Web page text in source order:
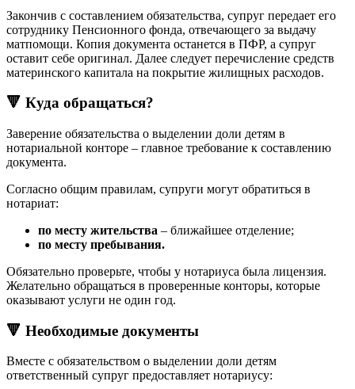
Закончив с составлением обязательства, супруг передает его
сотруднику Пенсионного фонда, отвечающего за выдачу
матпомощи. Копия документа останется в ПФР, а супруг
оставит себе оригинал. Далее следует перечисление средств
материнского капитала на покрытие жилищных расходов.
🔻 Куда обращаться?
Заверение обязательства о выделении доли детям в
нотариальной конторе – главное требование к составлению
документа.
Согласно общим правилам, супруги могут обратиться в
нотариат:
по месту жительства – ближайшее отделение;
по месту пребывания.
Обязательно проверьте, чтобы у нотариуса была лицензия.
Желательно обращаться в проверенные конторы, которые
оказывают услуги не один год.
🔻 Необходимые документы
Вместе с обязательством о выделении доли детям
ответственный супруг предоставляет нотариусу: